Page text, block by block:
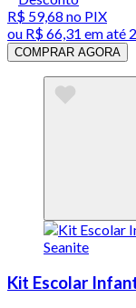
R$ 59,68 no PIX
ou R$ 66,31 em até
COMPRAR AGORA
Kit Escolar